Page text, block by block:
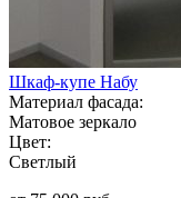
Шкаф-купе Набу
Материал фасада:
Матовое зеркало
Цвет:
Светлый